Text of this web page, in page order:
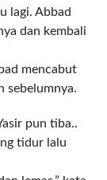
lagi. Abbad
dan kembali
mencabut
sebelumnya.
pun tiba..
tidur lalu